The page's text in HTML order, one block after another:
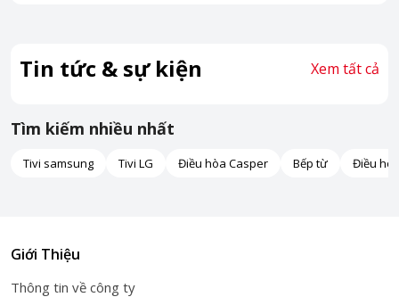
Tin tức & sự kiện Xem tất cả
Tìm kiếm nhiều nhất
Tivi samsung Tivi LG Điều hòa Casper Bếp từ Điều
Giới Thiệu
Thông tin về công ty